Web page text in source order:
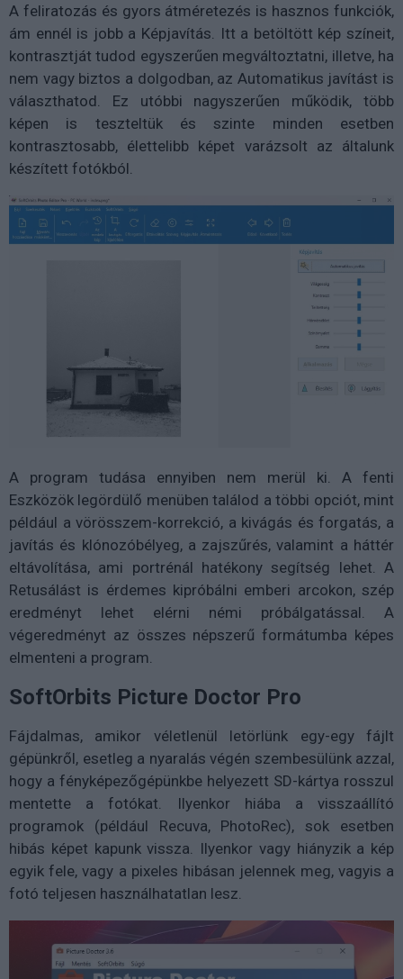
A feliratozás és gyors átméretezés is hasznos funkciók,
ám ennél is jobb a Képjavítás. Itt a betöltött kép színeit,
kontrasztját tudod egyszerűen megváltoztatni, illetve, ha
nem vagy biztos a dolgodban, az Automatikus javítást is
választhatod. Ez utóbbi nagyszerűen működik, több
képen is teszteltük és szinte minden esetben
kontrasztosabb, élettelibb képet varázsolt az általunk
készített fotókból.
A program tudása ennyiben nem merül ki. A fenti
Eszközök legördülő menüben találod a többi opciót, mint
például a vörösszem-korrekció, a kivágás és forgatás, a
javítás és klónozóbélyeg, a zajszűrés, valamint a háttér
eltávolítása, ami portrénál hatékony segítség lehet. A
Retusálást is érdemes kipróbálni emberi arcokon, szép
eredményt lehet elérni némi próbálgatással. A
végeredményt az összes népszerű formátumba képes
elmenteni a program.
SoftOrbits Picture Doctor Pro
Fájdalmas, amikor véletlenül letörlünk egy-egy fájlt
gépünkről, esetleg a nyaralás végén szembesülünk azzal,
hogy a fényképezőgépünkbe helyezett SD-kártya rosszul
mentette a fotókat. Ilyenkor hiába a visszaállító
programok (például Recuva, PhotoRec), sok esetben
hibás képet kapunk vissza. Ilyenkor vagy hiányzik a kép
egyik fele, vagy a pixeles hibásan jelennek meg, vagyis a
fotó teljesen használhatatlan lesz.